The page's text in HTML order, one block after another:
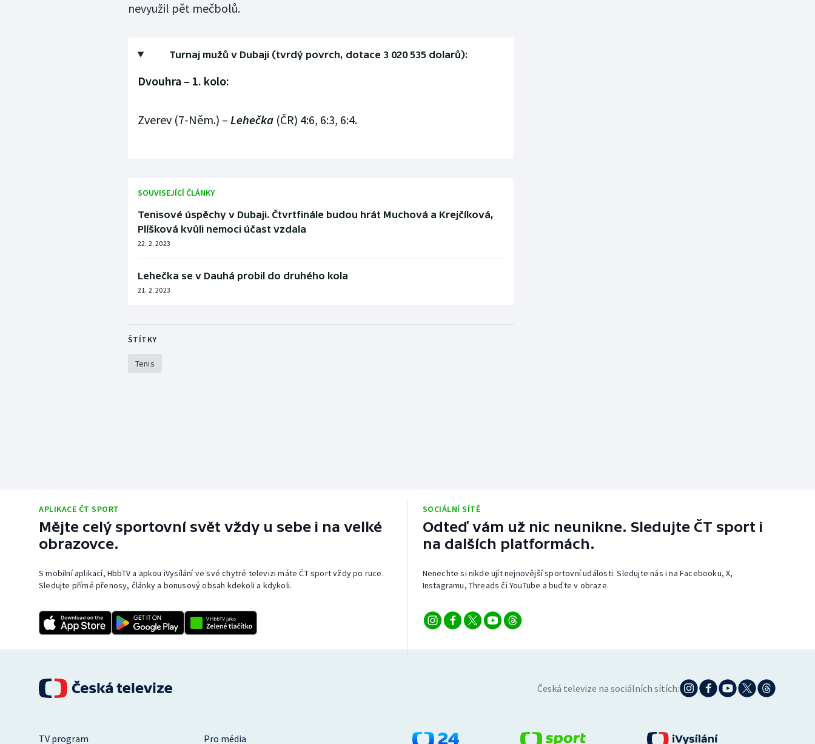
nevyužil pět mečbolů.
Turnaj mužů v Dubaji (tvrdý povrch, dotace 3 020 535 dolarů):
Dvouhra – 1. kolo:
Zverev (7-Něm.) – Lehečka(ČR) 4:6, 6:3, 6:4.
SOUVISEJÍCÍ ČLÁNKY
Tenisové úspěchy v Dubaji. Čtvrtfinále budou hrát Muchová a Krejčíková,
Plíšková kvůli nemoci účast vzdala
22. 2. 2023
Lehečka se v Dauhá probil do druhého kola
21. 2. 2023
ŠTÍTKY
Tenis
APLIKACE ČT SPORT
Mějte celý sportovní svět vždy u sebe i na velké
obrazovce.
S mobilní aplikací, HbbTV a apkou iVysílání ve své chytré televizi máte ČT sport vždy po ruce.
Sledujte přímé přenosy, články a bonusový obsah kdekoli a kdykoli.
SOCIÁLNÍ SÍTĚ
Odteď vám už nic neunikne. Sledujte ČT sport i
na dalších platformách.
Nenechte si nikde ujít nejnovější sportovní události. Sledujte nás i na Facebooku, X,
Instagramu, Threads či YouTube a buďte v obraze.
Česká televize na sociálních sítích:
TV program Pro média